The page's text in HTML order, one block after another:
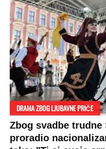
SPREMITE SE
Za posnu slavsku
izdvojiti ozbiljnu